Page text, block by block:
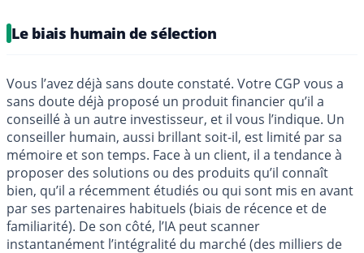
Le biais humain de sélection
Vous l’avez déjà sans doute constaté. Votre CGP vous a
sans doute déjà proposé un produit financier qu’il a
conseillé à un autre investisseur, et il vous l’indique. Un
conseiller humain, aussi brillant soit-il, est limité par sa
mémoire et son temps. Face à un client, il a tendance à
proposer des solutions ou des produits qu’il connaît
bien, qu’il a récemment étudiés ou qui sont mis en avant
par ses partenaires habituels (biais de récence et de
familiarité). De son côté, l’IA peut scanner
instantanément l’intégralité du marché (des milliers de